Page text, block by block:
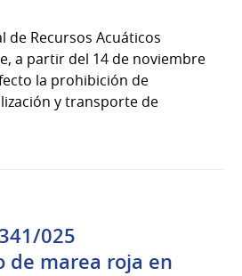
de Recursos Acuáticos
a partir del 14 de noviembre
la prohibición de
y transporte de
025
de marea roja en